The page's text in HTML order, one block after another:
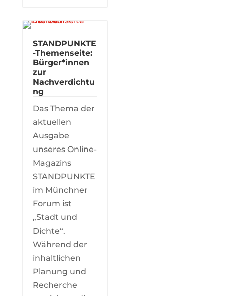
STANDPUNKTE
-Themenseite:
Bürger*innen
zur
Nachverdichtu
ng
Das Thema der
aktuellen
Ausgabe
unseres Online-
Magazins
STANDPUNKTE
im Münchner
Forum ist
„Stadt und
Dichte“.
Während der
inhaltlichen
Planung und
Recherche